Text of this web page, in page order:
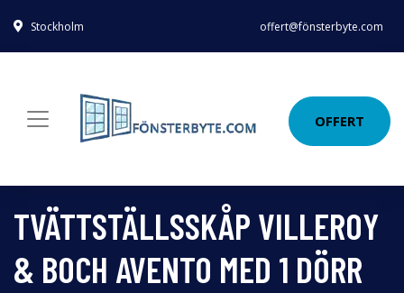
Stockholm offert@fönsterbyte.com
OFFERT
TVÄTTSTÄLLSSKÅP VILLEROY
& BOCH AVENTO MED 1 DÖRR